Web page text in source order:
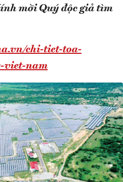
mời Quý độc giả tìm
chi-tiet-toa-
viet-nam